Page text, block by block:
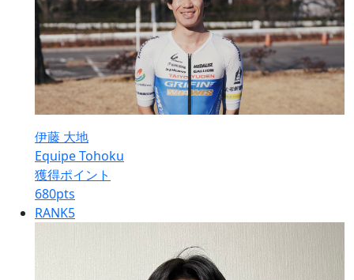
伊藤 大地
Equipe Tohoku
獲得ポイント
680pts
RANK5